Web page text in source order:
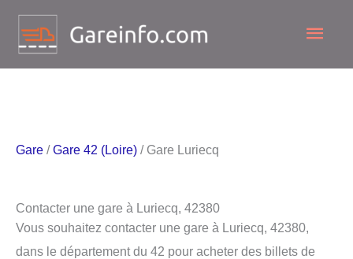
contenu
Gare /Gare 42 (Loire) / Gare Luriecq
Contacter une gare à Luriecq, 42380
Vous souhaitez contacter une gare à Luriecq, 42380,
dans le département du 42 pour acheter des billets de